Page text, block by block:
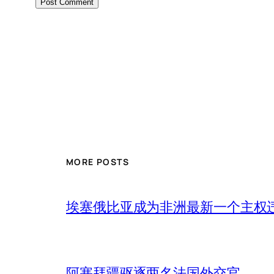
MORE POSTS
埃塞俄比亚成为非洲最新一个主权